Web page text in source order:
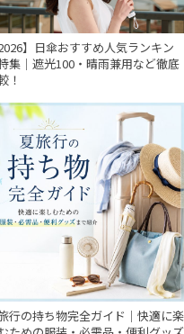
2026】日傘おすすめ人気ランキン
集｜遮光100・晴雨兼用など徹底
！
行の持ち物完全ガイド｜快適に楽